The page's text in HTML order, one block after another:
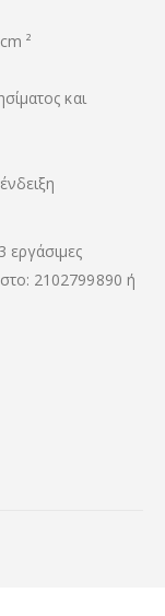
cm ²
και
εργάσιμες
2102799890 ή